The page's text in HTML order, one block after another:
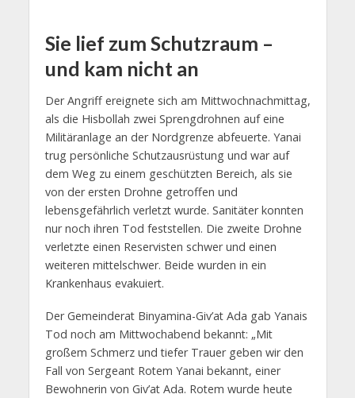
Sie lief zum Schutzraum –
und kam nicht an
Der Angriff ereignete sich am Mittwochnachmittag,
als die Hisbollah zwei Sprengdrohnen auf eine
Militäranlage an der Nordgrenze abfeuerte. Yanai
trug persönliche Schutzausrüstung und war auf
dem Weg zu einem geschützten Bereich, als sie
von der ersten Drohne getroffen und
lebensgefährlich verletzt wurde. Sanitäter konnten
nur noch ihren Tod feststellen. Die zweite Drohne
verletzte einen Reservisten schwer und einen
weiteren mittelschwer. Beide wurden in ein
Krankenhaus evakuiert.
Der Gemeinderat Binyamina-Giv’at Ada gab Yanais
Tod noch am Mittwochabend bekannt: „Mit
großem Schmerz und tiefer Trauer geben wir den
Fall von Sergeant Rotem Yanai bekannt, einer
Bewohnerin von Giv’at Ada. Rotem wurde heute